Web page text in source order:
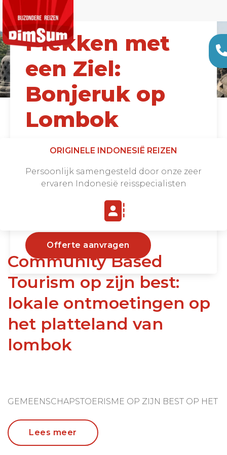
Plekken met
een Ziel:
Bonjeruk op
Lombok
Vanaf €150 | 2 DAGEN
Offerte aanvragen
ORIGINELE INDONESIË REIZEN
Persoonlijk samengesteld door onze zeer
ervaren Indonesië reisspecialisten
Community Based
Tourism op zijn best:
lokale ontmoetingen op
het platteland van
lombok
GEMEENSCHAPSTOERISME OP ZIJN BEST OP HET
Midden op het platteland van Lombok ligt het
Lees meer